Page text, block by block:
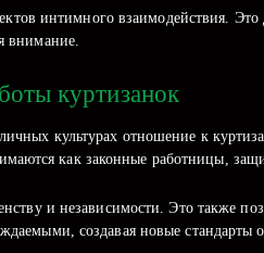
интимного взаимодействия.
внимание.
куртизанок
культурах отношение к
как законные работницы,
и независимости. Это также
создавая новые стандарты